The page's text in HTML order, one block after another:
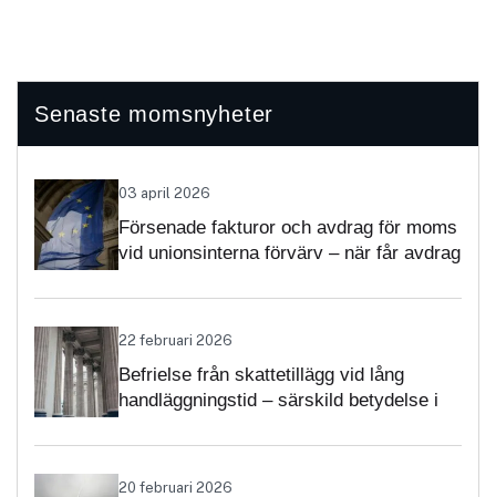
Senaste momsnyheter
03 april 2026
Försenade fakturor och avdrag för moms
vid unionsinterna förvärv – när får avdrag
22 februari 2026
Befrielse från skattetillägg vid lång
handläggningstid – särskild betydelse i
20 februari 2026